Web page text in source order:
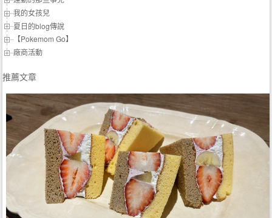
我的女孩兒
夏日的blog傳說
【Pokemom Go】
廠商活動
推薦文章